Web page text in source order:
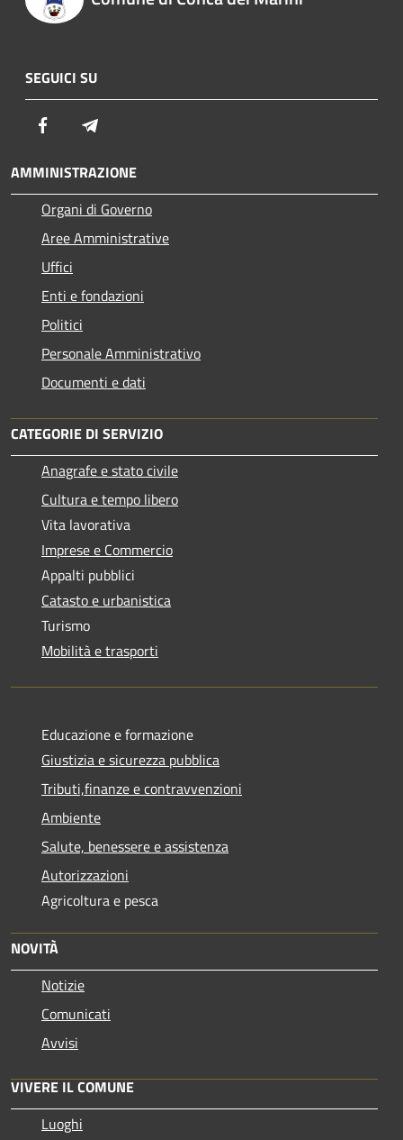
SEGUICI SU
Facebook
AMMINISTRAZIONE
Organi di Governo
Aree Amministrative
Uffici
Enti e fondazioni
Politici
Personale Amministrativo
Documenti e dati
CATEGORIE DI SERVIZIO
Anagrafe e stato civile
Cultura e tempo libero
Vita lavorativa
Imprese e Commercio
Appalti pubblici
Catasto e urbanistica
Turismo
Mobilità e trasporti
Educazione e formazione
Giustizia e sicurezza pubblica
Tributi,finanze e contravvenzioni
Ambiente
Salute, benessere e assistenza
Autorizzazioni
Agricoltura e pesca
NOVITÀ
Notizie
Comunicati
Avvisi
VIVERE IL COMUNE
Luoghi